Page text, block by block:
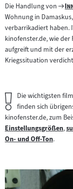
Die Handlung von "
Wohnung in
verbarrikadiert haben.
kinofenster.de, wie der
aufgreift und mit der
Kriegssituation
Wichtiger
Hinweis:
Die wichtigsten
finden sich
kinofenster.de, zum
Zum
Inhalt:
Einstellungsgrößen,
Zum
On- und Off-Ton.